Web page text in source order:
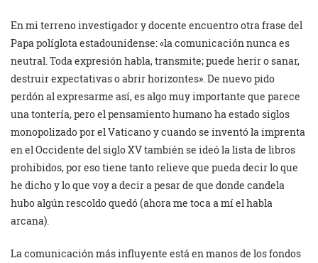
En mi terreno investigador y docente encuentro otra frase del
Papa políglota estadounidense: «la comunicación nunca es
neutral. Toda expresión habla, transmite; puede herir o sanar,
destruir expectativas o abrir horizontes». De nuevo pido
perdón al expresarme así, es algo muy importante que parece
una tontería, pero el pensamiento humano ha estado siglos
monopolizado por el Vaticano y cuando se inventó la imprenta
en el Occidente del siglo XV también se ideó la lista de libros
prohibidos, por eso tiene tanto relieve que pueda decir lo que
he dicho y lo que voy a decir a pesar de que donde candela
hubo algún rescoldo quedó (ahora me toca a mí el habla
arcana).
La comunicación más influyente está en manos de los fondos